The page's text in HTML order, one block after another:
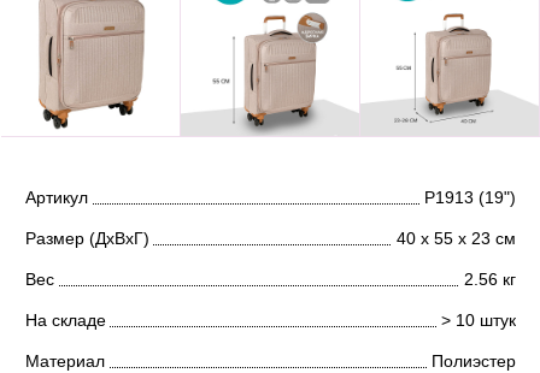
Артикул Р1913 (19")
Размер (ДхВхГ) 40 х 55 х 23 см
Вес 2.56 кг
На складе > 10 штук
Материал Полиэстер